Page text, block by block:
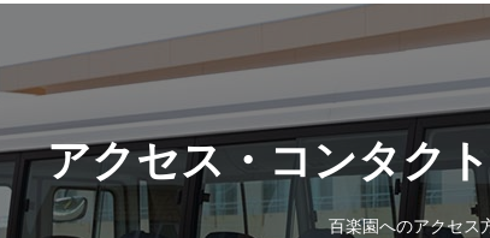
アクセス・コンタク
百楽園へのアクセス